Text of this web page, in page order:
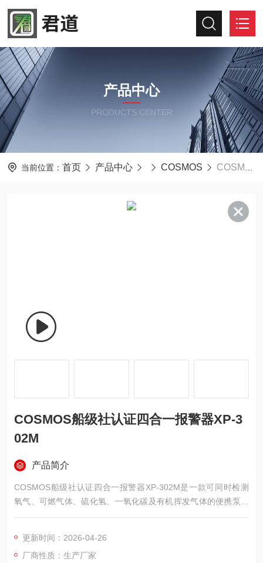
产品中心
PRODUCTS CENTER
当前位置： 首页 产品中心 COSMOS COSMOS船级社认证四合一报警器XP-302M
COSMOS船级社认证四合一报警器XP-3
02M
产品简介
COSMOS船级社认证四合一报警器XP-302M是一款可同时检测
氧气、可燃气体、硫化氢、一氧化碳及有机挥发气体的便携泵吸
式设备。采用可更换传感器单元设计，降低后期维护负担。大屏
检测、报警音量调节等功能。适用于船舶、石化、市政等作业环
境，确保人员进入受限空间前快速获取现场气体浓度信息。
更新时间：2026-04-26
厂商性质：生产厂家